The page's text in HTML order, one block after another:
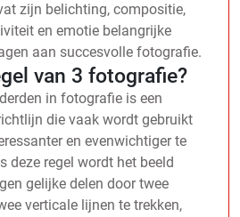
zijn belichting, compositie,
en emotie belangrijke
aan succesvolle fotografie.
van 3 fotografie?
in fotografie is een
die vaak wordt gebruikt
en evenwichtiger te
deze regel wordt het beeld
gelijke delen door twee
verticale lijnen te trekken,